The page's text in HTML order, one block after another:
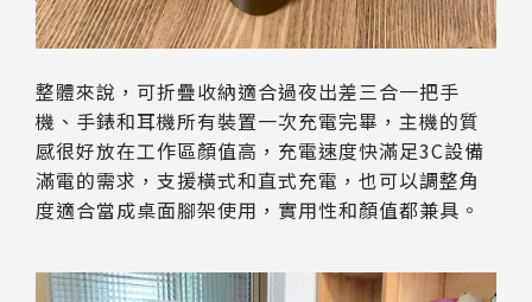
整體來說，可折疊收納適合過夜出差三合一把手
機、手錶和耳機所有裝置一次充電完畢，主機的質
感很好放在工作區顏值高，充電速度快滿足3C設備
滿電的需求，支援橫式和直式充電，也可以調整角
度適合當成桌面腳架使用，實用性和顏值都兼具。